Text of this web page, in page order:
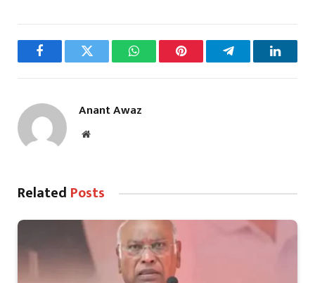
FacebookTwitter WhatsAppPinterest Telegram
Anant Awaz
Website
Related Posts